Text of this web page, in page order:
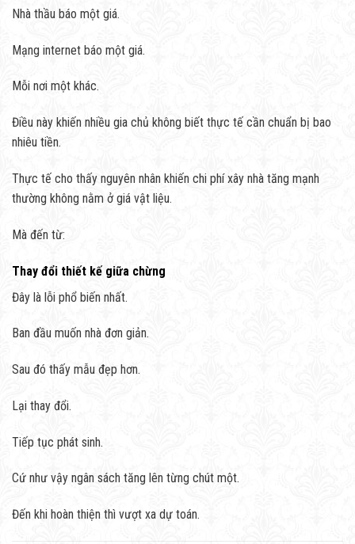
Nhà thầu báo một giá.
Mạng internet báo một giá.
Mỗi nơi một khác.
Điều này khiến nhiều gia chủ không biết thực tế cần chuẩn bị bao
nhiêu tiền.
Thực tế cho thấy nguyên nhân khiến chi phí xây nhà tăng mạnh
thường không nằm ở giá vật liệu.
Mà đến từ:
Thay đổi thiết kế giữa chừng
Đây là lỗi phổ biến nhất.
Ban đầu muốn nhà đơn giản.
Sau đó thấy mẫu đẹp hơn.
Lại thay đổi.
Tiếp tục phát sinh.
Cứ như vậy ngân sách tăng lên từng chút một.
Đến khi hoàn thiện thì vượt xa dự toán.